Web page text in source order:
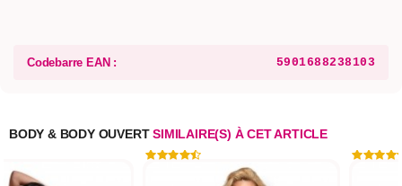
Codebarre EAN : 5901688238103
BODY & BODY OUVERTSIMILAIRE(S) À CET ARTICLE